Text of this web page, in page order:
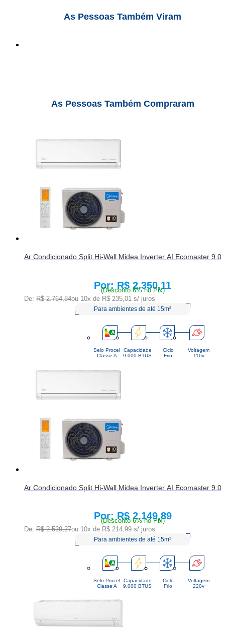
As Pessoas Também Viram
As Pessoas Também Compraram
Ar Condicionado Split Hi-Wall Midea Inverter AI Ecomaster
Price:
R$ 2.350,11
(Desconto 6% no Pix)
De: R$ 2.764,84ou 10x de R$ 235,01 s/ juros
Para ambientes de até 15m²
Selo Procel
Classe A
Capacidade
9.000 BTUS
Ciclo
Frio
Voltagem
110v
Ar Condicionado Split Hi-Wall Midea Inverter AI Ecomaster
Price:
R$ 2.149,89
(Desconto 6% no Pix)
De: R$ 2.529,27ou 10x de R$ 214,99 s/ juros
Para ambientes de até 15m²
Selo Procel
Classe A
Capacidade
9.000 BTUS
Ciclo
Frio
Voltagem
220v